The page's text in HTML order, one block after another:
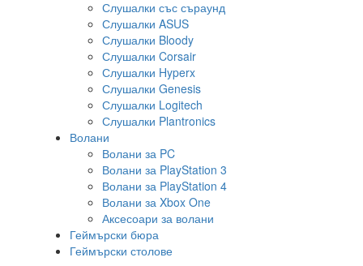
Слушалки със съраунд
Слушалки ASUS
Слушалки Bloody
Слушалки Corsair
Слушалки Hyperx
Слушалки Genesis
Слушалки Logitech
Слушалки Plantronics
Волани
Волани за PC
Волани за PlayStation 3
Волани за PlayStation 4
Волани за Xbox One
Аксесоари за волани
Геймърски бюра
Геймърски столове